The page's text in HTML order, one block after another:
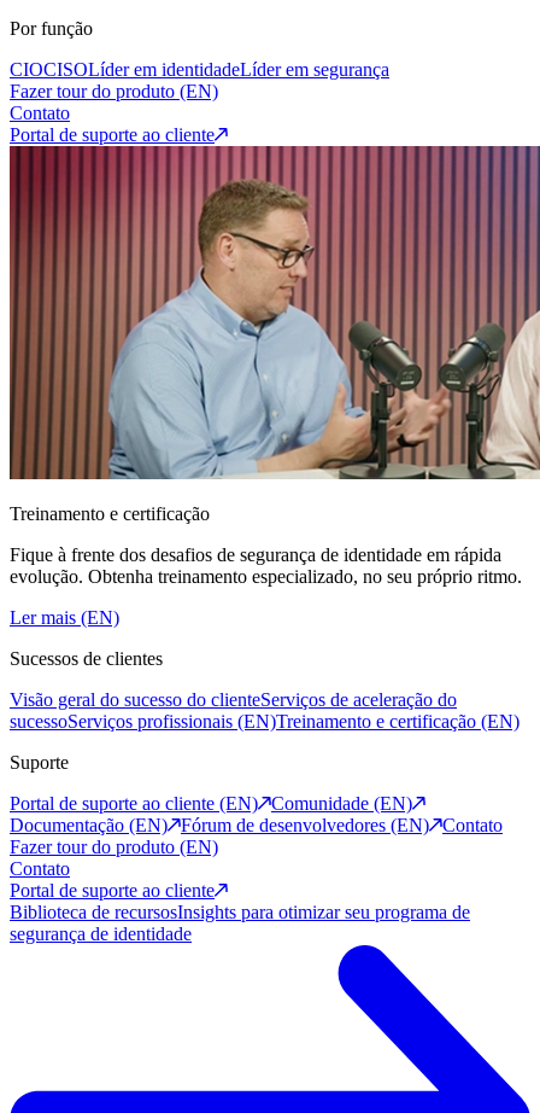
Por função
CIOCISOLíder em identidadeLíder em segurança
Fazer tour do produto (EN)
Contato
Portal de suporte ao cliente
Treinamento e certificação
Fique à frente dos desafios de segurança de identidade em rápida
evolução. Obtenha treinamento especializado, no seu próprio ritmo.
Ler mais (EN)
Sucessos de clientes
Visão geral do sucesso do clienteServiços de aceleração do
sucessoServiços profissionais (EN)Treinamento e certificação (EN)
Suporte
Portal de suporte ao cliente (EN)
Comunidade (EN)
Documentação (EN)
Fórum de desenvolvedores (EN)
Contato
Fazer tour do produto (EN)
Contato
Portal de suporte ao cliente
Biblioteca de recursosInsights para otimizar seu programa de
segurança de identidade